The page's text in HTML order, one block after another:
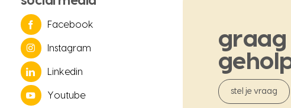
Facebook
Instagram
Linkedin
Youtube
graag
stel je vraag